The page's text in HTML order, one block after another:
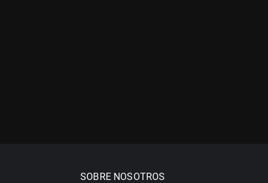
SOBRE NOSOTROS